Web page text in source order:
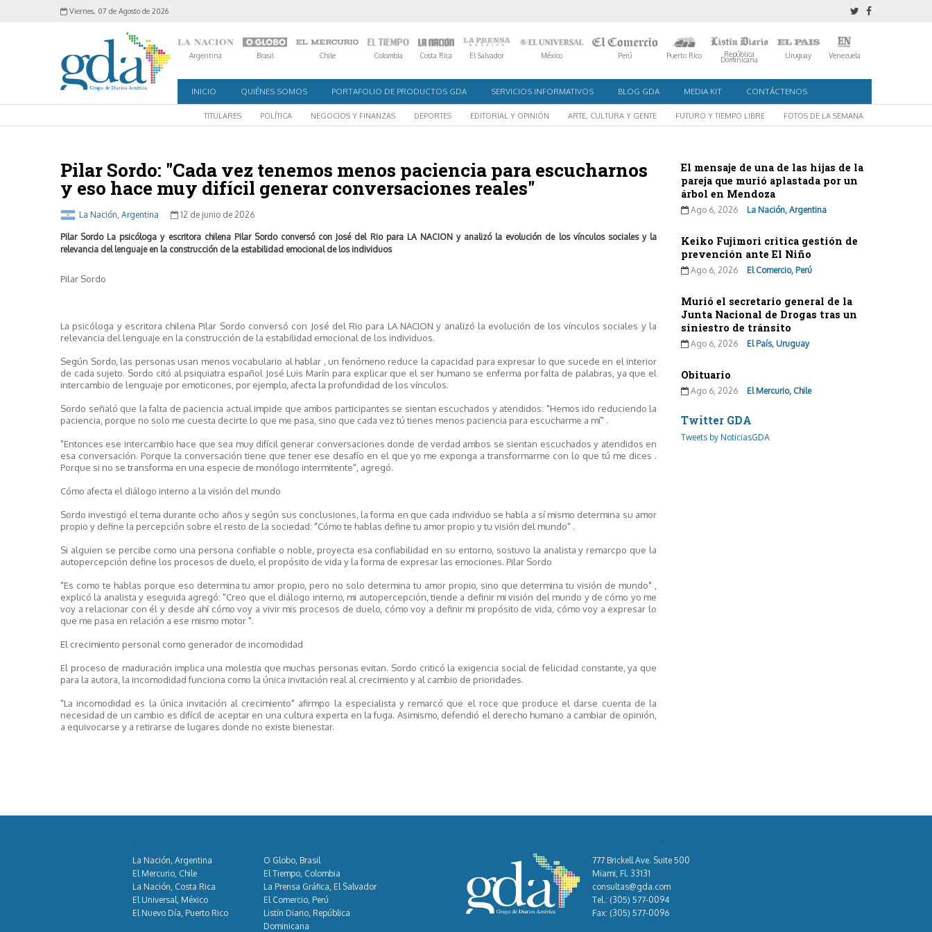
Viernes, 07 de Agosto de 2026
Argentina Brasil Chile Colombia Costa Rica El Salvador México Perú Puerto Rico República
Dominicana Uruguay Venezuela
INICIO QUIÉNES SOMOS PORTAFOLIO DE PRODUCTOS GDA SERVICIOS INFORMATIVOS BLOG GDA MEDIA KIT CONTÁCTENOS
TITULARES POLÍTICA NEGOCIOS Y FINANZAS DEPORTES EDITORIAL Y OPINIÓN ARTE, CULTURA Y GENTE FUTURO Y TIEMPO LIBRE FOTOS DE LA SEMANA
Pilar Sordo: "Cada vez tenemos menos paciencia para escucharnos
y eso hace muy difícil generar conversaciones reales"
La Nación, Argentina 12 de junio de 2026
Pilar Sordo La psicóloga y escritora chilena Pilar Sordo conversó con José del Rio para LA NACION y analizó la evolución de los vínculos sociales y la
relevancia del lenguaje en la construcción de la estabilidad emocional de los individuos
Pilar Sordo
La psicóloga y escritora chilena Pilar Sordo conversó con José del Rio para LA NACION y analizó la evolución de los vínculos sociales y la
relevancia del lenguaje en la construcción de la estabilidad emocional de los individuos.
Según Sordo, las personas usan menos vocabulario al hablar , un fenómeno reduce la capacidad para expresar lo que sucede en el interior
de cada sujeto. Sordo citó al psiquiatra español José Luis Marín para explicar que el ser humano se enferma por falta de palabras, ya que el
intercambio de lenguaje por emoticones, por ejemplo, afecta la profundidad de los vínculos.
Sordo señaló que la falta de paciencia actual impide que ambos participantes se sientan escuchados y atendidos: "Hemos ido reduciendo la
paciencia, porque no solo me cuesta decirte lo que me pasa, sino que cada vez tú tienes menos paciencia para escucharme a mí" .
"Entonces ese intercambio hace que sea muy difícil generar conversaciones donde de verdad ambos se sientan escuchados y atendidos en
esa conversación. Porque la conversación tiene que tener ese desafío en el que yo me exponga a transformarme con lo que tú me dices .
Porque si no se transforma en una especie de monólogo intermitente", agregó.
Cómo afecta el diálogo interno a la visión del mundo
Sordo investigó el tema durante ocho años y según sus conclusiones, la forma en que cada individuo se habla a sí mismo determina su amor
propio y define la percepción sobre el resto de la sociedad: "Cómo te hablas define tu amor propio y tu visión del mundo" .
Si alguien se percibe como una persona confiable o noble, proyecta esa confiabilidad en su entorno, sostuvo la analista y remarcpo que la
autopercepción define los procesos de duelo, el propósito de vida y la forma de expresar las emociones. Pilar Sordo
"Es como te hablas porque eso determina tu amor propio, pero no solo determina tu amor propio, sino que determina tu visión de mundo" ,
explicó la analista y eseguida agregó: "Creo que el diálogo interno, mi autopercepción, tiende a definir mi visión del mundo y de cómo yo me
voy a relacionar con él y desde ahí cómo voy a vivir mis procesos de duelo, cómo voy a definir mi propósito de vida, cómo voy a expresar lo
que me pasa en relación a ese mismo motor ".
El crecimiento personal como generador de incomodidad
El proceso de maduración implica una molestia que muchas personas evitan. Sordo criticó la exigencia social de felicidad constante, ya que
para la autora, la incomodidad funciona como la única invitación real al crecimiento y al cambio de prioridades.
"La incomodidad es la única invitación al crecimiento" afirmpo la especialista y remarcó que el roce que produce el darse cuenta de la
necesidad de un cambio es difícil de aceptar en una cultura experta en la fuga. Asimismo, defendió el derecho humano a cambiar de opinión,
a equivocarse y a retirarse de lugares donde no existe bienestar.
El mensaje de una de las hijas de la
pareja que murió aplastada por un
árbol en Mendoza
Ago 6, 2026 La Nación, Argentina
Keiko Fujimori critica gestión de
prevención ante El Niño
Ago 6, 2026 El Comercio, Perú
Murió el secretario general de la
Junta Nacional de Drogas tras un
siniestro de tránsito
Ago 6, 2026 El País, Uruguay
Obituario
Ago 6, 2026 El Mercurio, Chile
Twitter GDA
Tweets by NoticiasGDA
La Nación, Argentina
O Globo, Brasil
El Mercurio, Chile
El Tiempo, Colombia
La Nación, Costa Rica
La Prensa Gráfica, El Salvador
El Universal, México
El Comercio, Perú
El Nuevo Día, Puerto Rico
Listín Diario, República
Dominicana
777 Brickell Ave. Suite 500
Miami, Fl. 33131
consultas@gda.com
Tel.: (305) 577-0094
Fax: (305) 577-0096